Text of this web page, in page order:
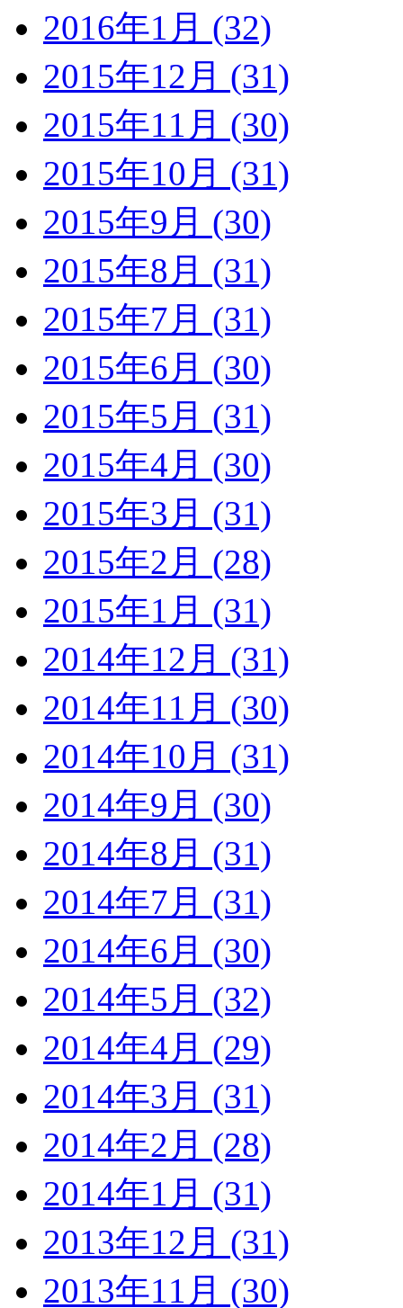
2016年1月 (32)
2015年12月 (31)
2015年11月 (30)
2015年10月 (31)
2015年9月 (30)
2015年8月 (31)
2015年7月 (31)
2015年6月 (30)
2015年5月 (31)
2015年4月 (30)
2015年3月 (31)
2015年2月 (28)
2015年1月 (31)
2014年12月 (31)
2014年11月 (30)
2014年10月 (31)
2014年9月 (30)
2014年8月 (31)
2014年7月 (31)
2014年6月 (30)
2014年5月 (32)
2014年4月 (29)
2014年3月 (31)
2014年2月 (28)
2014年1月 (31)
2013年12月 (31)
2013年11月 (30)